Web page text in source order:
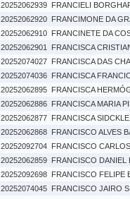
20252062939 FRANCIELI
20252062920 FRANCIMONE DA
20252062910 FRANCINETE DA
20252062901
FRANCISCA
20252074027 FRANCISCA DAS
20252074036 FRANCISCA
20252062895 FRANCISCA
20252062886 FRANCISCA MARIA
20252062877 FRANCISCA
20252062868 FRANCISCO ALVES
20252092704 FRANCISCO
20252062859 FRANCISCO DANIEL
20252092698 FRANCISCO FELIPE
20252074045 FRANCISCO JAIRO